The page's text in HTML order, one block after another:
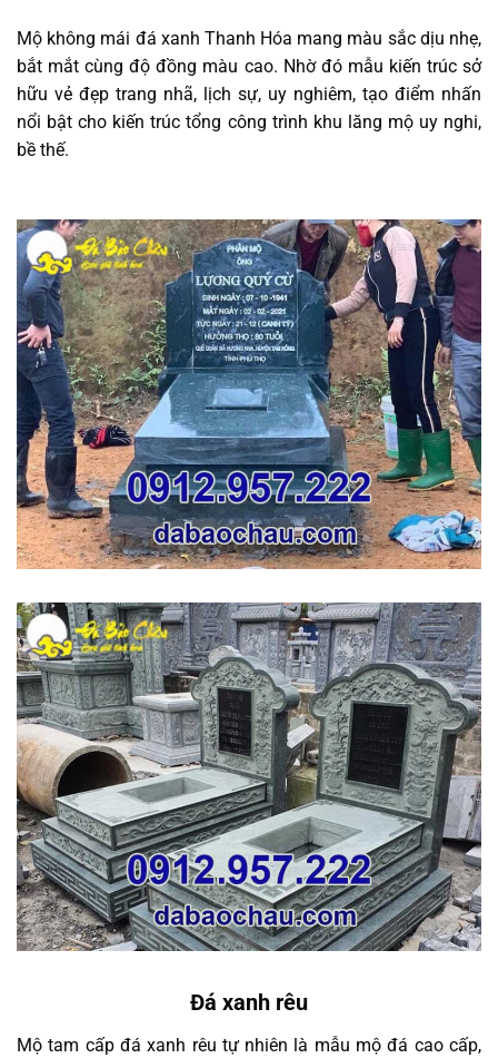
Mộ không mái đá xanh Thanh Hóa mang màu sắc dịu nhẹ,
bắt mắt cùng độ đồng màu cao. Nhờ đó mẫu kiến trúc sở
hữu vẻ đẹp trang nhã, lịch sự, uy nghiêm, tạo điểm nhấn
nổi bật cho kiến trúc tổng công trình khu lăng mộ uy nghi,
bề thế.
Đá xanh rêu
Mộ tam cấp đá xanh rêu tự nhiên là mẫu mộ đá cao cấp,